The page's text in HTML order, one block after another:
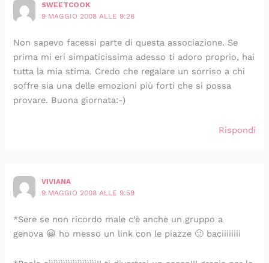
SWEETCOOK
9 MAGGIO 2008 ALLE 9:26
Non sapevo facessi parte di questa associazione. Se
prima mi eri simpaticissima adesso ti adoro proprio, hai
tutta la mia stima. Credo che regalare un sorriso a chi
soffre sia una delle emozioni più forti che si possa
provare. Buona giornata:-)
Rispondi
VIVIANA
9 MAGGIO 2008 ALLE 9:59
*Sere se non ricordo male c’è anche un gruppo a
genova 😀 ho messo un link con le piazze 🙂 baciiiiiiii